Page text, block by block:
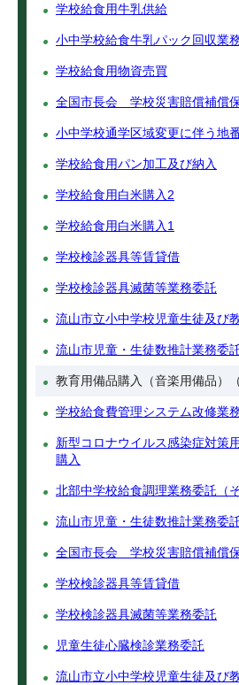
学校給食用牛乳供給
小中学校給食牛乳パック回収業
学校給食用物資売買
全国市長会 学校災害賠償補償
小中学校通学区域変更に伴う地
学校給食用パン加工及び納入
学校給食用白米購入2
学校給食用白米購入1
学校検診器具等賃貸借
学校検診器具滅菌等業務委託
流山市立小中学校児童生徒及び
流山市児童・生徒数推計業務委
教育用備品購入（音楽用備品）（
学校給食費管理システム改修業
新型コロナウイルス感染症対策
購入
北部中学校給食調理業務委託（そ
流山市児童・生徒数推計業務委
全国市長会 学校災害賠償補償
学校検診器具等賃貸借
学校検診器具滅菌等業務委託
児童生徒心臓検診業務委託
流山市立小中学校児童生徒及び